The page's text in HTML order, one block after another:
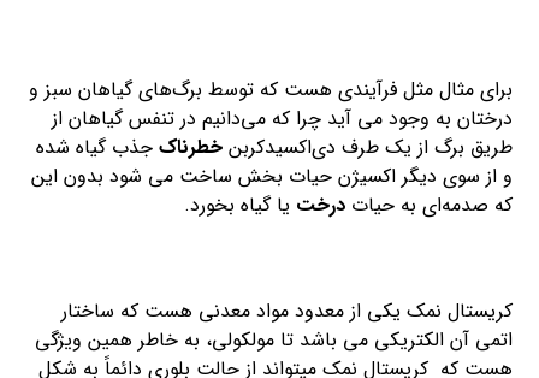
برای مثال مثل فرآیندی هست که توسط برگ‌های گیاهان سبز و
درختان به وجود می آید چرا که می‌دانیم در تنفس گیاهان از
طریق برگ از یک طرف دی‌اکسیدکربنخطرناک جذب گیاه شده
و از سوی دیگر اکسیژن حیات بخش ساخت می شود بدون این
که صدمه‌ای به حیاتدرخت یا گیاه بخورد.
کریستال نمک یکی از معدود مواد معدنی هست که ساختار
اتمی آن الکتریکی می باشد تا مولکولی، به خاطر همین ویژگی
هست که کریستال نمک میتواند از حالت بلوری دائماً به شکل